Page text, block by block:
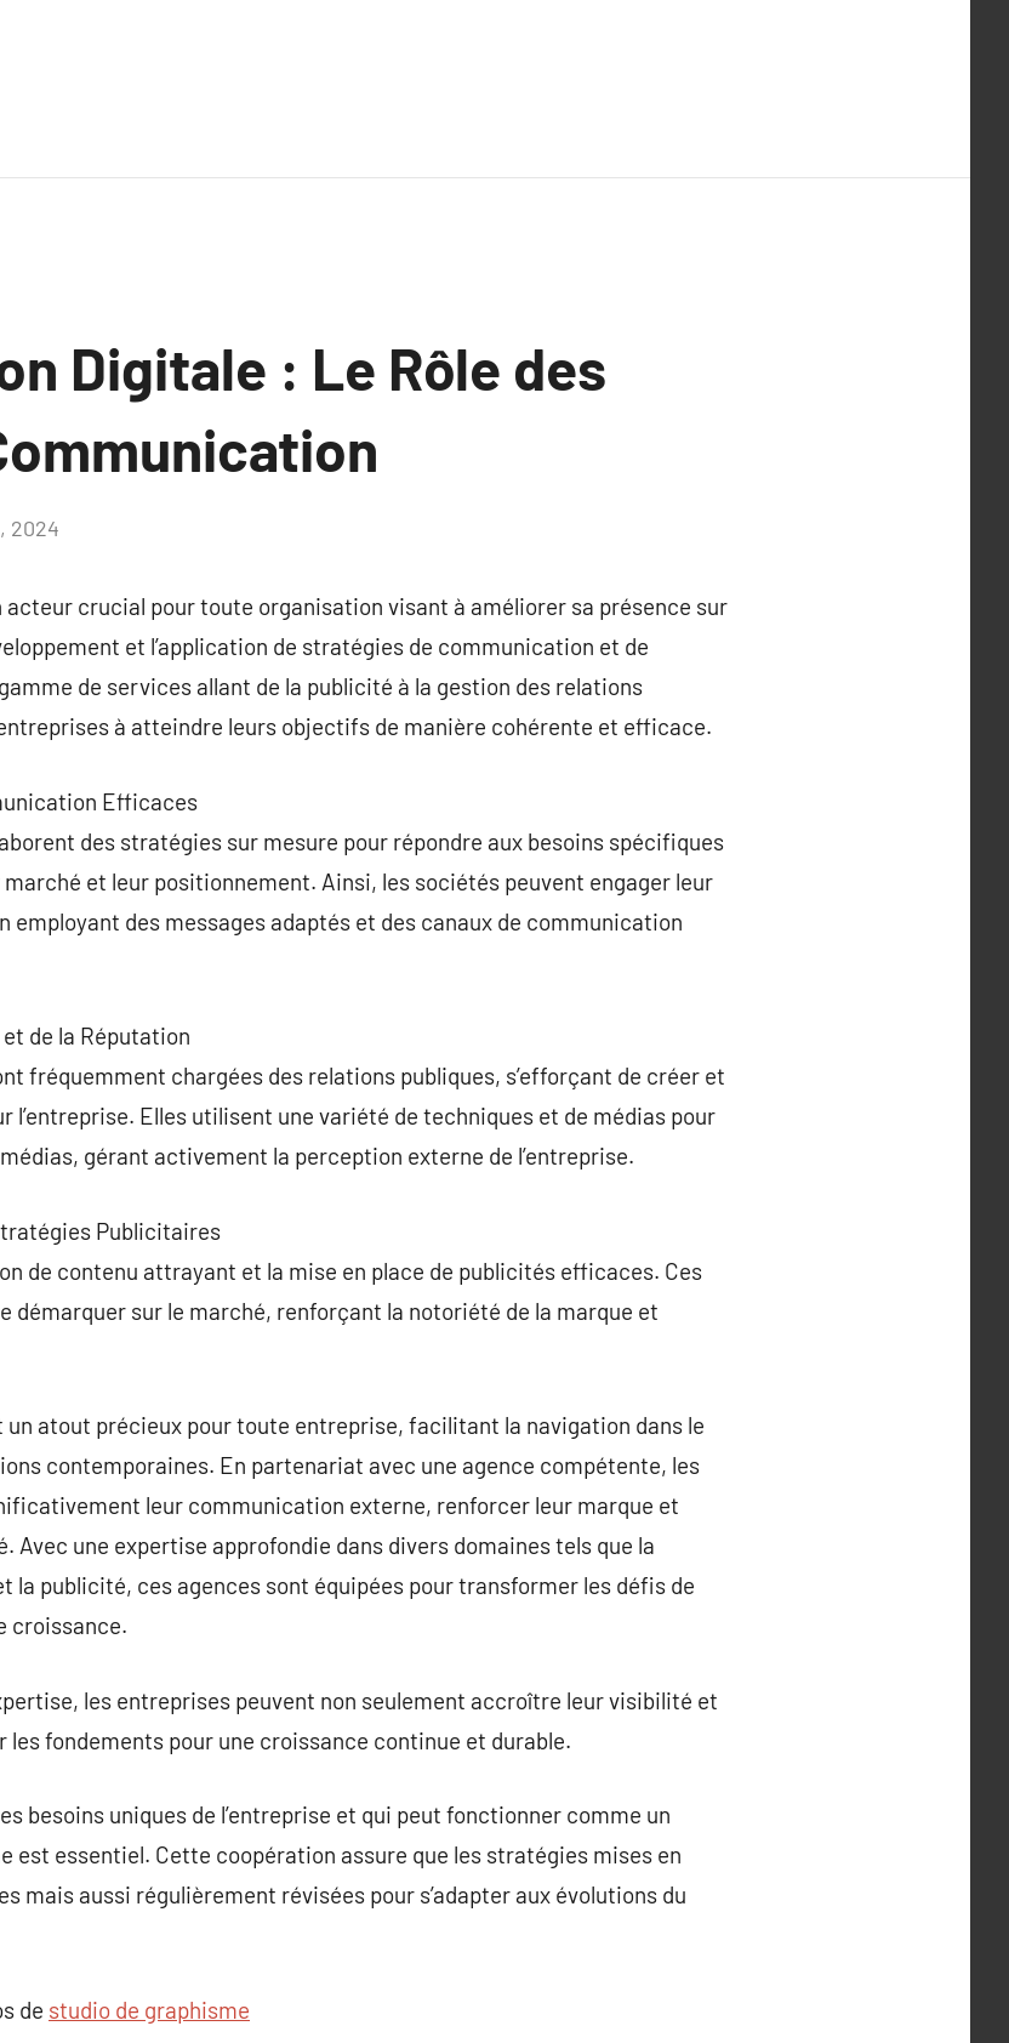
Digitale : Le Rôle des
2024
crucial pour toute organisation visant à améliorer sa présence sur
et l’application de stratégies de communication et de
de services allant de la publicité à la gestion des relations
à atteindre leurs objectifs de manière cohérente et efficace.
Efficaces
des stratégies sur mesure pour répondre aux besoins spécifiques
et leur positionnement. Ainsi, les sociétés peuvent engager leur
employant des messages adaptés et des canaux de communication
de la Réputation
fréquemment chargées des relations publiques, s’efforçant de créer et
l’entreprise. Elles utilisent une variété de techniques et de médias pour
gérant activement la perception externe de l’entreprise.
Publicitaires
de contenu attrayant et la mise en place de publicités efficaces. Ces
démarquer sur le marché, renforçant la notoriété de la marque et
atout précieux pour toute entreprise, facilitant la navigation dans le
contemporaines. En partenariat avec une agence compétente, les
leur communication externe, renforcer leur marque et
Avec une expertise approfondie dans divers domaines tels que la
la publicité, ces agences sont équipées pour transformer les défis de
croissance.
les entreprises peuvent non seulement accroître leur visibilité et
fondements pour une croissance continue et durable.
besoins uniques de l’entreprise et qui peut fonctionner comme un
est essentiel. Cette coopération assure que les stratégies mises en
mais aussi régulièrement révisées pour s’adapter aux évolutions du
de studio de graphisme